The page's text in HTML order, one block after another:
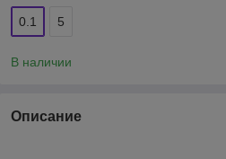
0.1 5
В наличии
Описание